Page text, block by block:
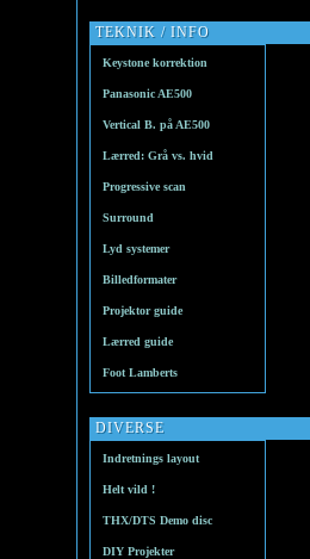
TEKNIK / INFO
Keystone korrektion
Panasonic AE500
Vertical B. på AE500
Lærred: Grå vs. hvid
Progressive scan
Surround
Lyd systemer
Billedformater
Projektor guide
Lærred guide
Foot Lamberts
DIVERSE
Indretnings layout
Helt vild !
THX/DTS Demo disc
DIY Projekter